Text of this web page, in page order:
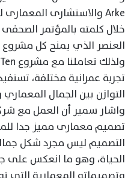
Arke والاستشارى المعمارى للمشروع
خلال كلمته بالمؤتمر
العنصر الذي يمنح كل
تجربة عمرانية مختلفة،
التوازن بين الجمال
واشار سمير أن العمل مع
تصميم معمارى مميز جدا
التصميم ليس مجرد شكل
الحياة، وهو ما انعكس على